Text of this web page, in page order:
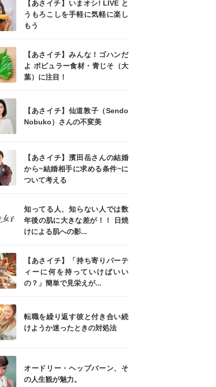
【あさイチ】いまオシ! LIVE と
うもろこしを手軽に気軽に楽し
もう
【あさイチ】みんな！ゴハンだ
よ ポピュラー食材・青じそ（大
葉）に注目！
【あさイチ】仙道敦子（Sendo
Nobuko）さんの不変美
【あさイチ】濱田岳さんの結婚
から~結婚相手に求める条件~に
ついて考える
知ってる人、知らない人では数
年後の肌に大きな差が！！ 日焼
けによる肌への影...
【あさイチ】「持ち寄りパーテ
ィーに何を持っていけばいい
の？」簡単で見栄えが...
転職を繰り返す彼と付き合い続
けようか迷ったときの対処法
オードリー・ヘップバーン、そ
の人生観が魅力。